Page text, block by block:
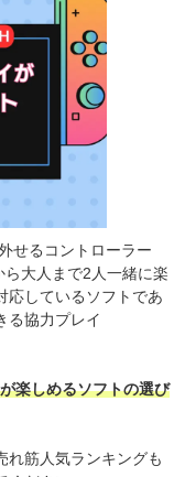
せるコントローラー
ら大人まで2人一緒に楽
応しているソフトであ
る協力プレイ
楽しめるソフトの選び
れ筋人気ランキングも